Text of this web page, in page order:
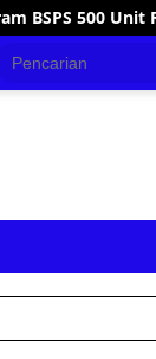
di Konsel